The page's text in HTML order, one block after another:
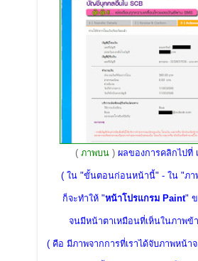
( ภาพบน)ผลของการคลิกไปที่
( ใน "ขั้นตอนก่อนหน้านี้" - ใน "ภ
ก็จะทำให้ "หน้าโปรแกรม Paint" ข
จนมีหน้าตาเหมือนที่เห็นในภาพข้
( คือ มีภาพจากการที่เราได้จับภาพหน้า